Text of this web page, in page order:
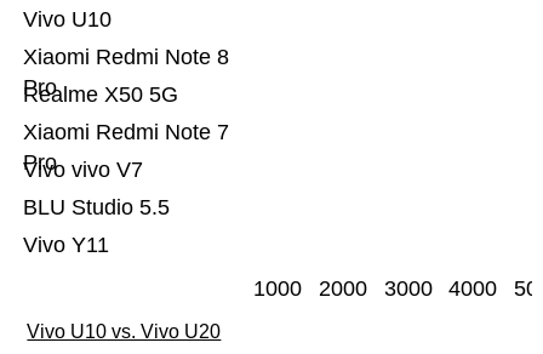
Vivo Y11
BLU Studio 5.5
Vivo vivo V7
Xiaomi Redmi Note 7
Pro
Realme X50 5G
Xiaomi Redmi Note 8
Pro
Vivo U10
1000 2000 3000 4000
Vivo U10 vs. Vivo U20